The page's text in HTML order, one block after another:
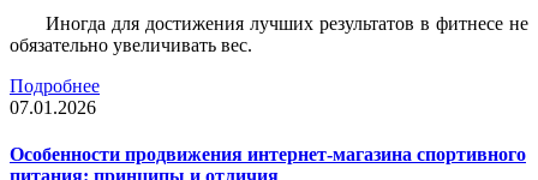
Иногда для достижения лучших результатов в фитнесе не
обязательно увеличивать вес.
Подробнее
07.01.2026
Особенности продвижения интернет-магазина спортивного
питания: принципы и отличия